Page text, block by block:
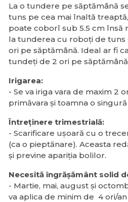
La o tundere pe săptămână
tuns pe cea mai înaltă
poate coborî sub 5.5 cm însă
la tunderea cu roboți de tuns
ori pe săptămână. Ideal ar fi
tundeți de 2 ori pe săptămână
Irigarea:
- Se va iriga vara de maxim 2
primăvara și toamna o singură
Întreținere trimestrială:
- Scarificare ușoară cu o
(ca o pieptănare). Aceasta
și previne apariția bolilor.
Necesită îngrășământ solid
- Martie, mai, august și
va aplica de minim de 4 ori/